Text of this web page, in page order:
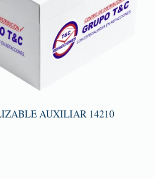
AUXILIAR 14210